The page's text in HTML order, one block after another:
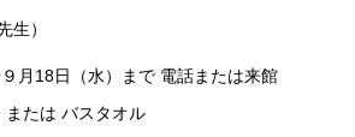
生）
月18日（水）まで 電話または来館
たは バスタオル